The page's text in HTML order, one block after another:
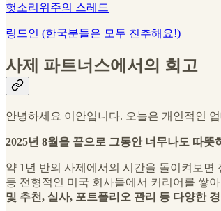
헛소리위주의 스레드
링드인 (한국분들은 모두 친추해요!)
사제 파트너스에서의 회고
안녕하세요 이안입니다. 오늘은 개인적인
2025년 8월을 끝으로 그동안 너무나도 따
약 1년 반의 사제에서의 시간을 돌이켜보면
등 전형적인 미국 회사들에서 커리어를 쌓
및 추천, 실사, 포트폴리오 관리 등 다양한